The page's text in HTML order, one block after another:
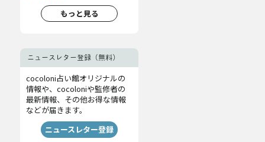
もっと見る
ニュースレター登録（無料）
cocoloni占い館オリジナルの
情報や、cocoloniや監修者の
最新情報、その他お得な情報
などが届きます。
ニュースレター登録